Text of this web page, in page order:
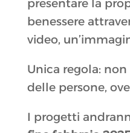
presentare la
benessere
video,
Unica regola:
delle persone,
I progetti